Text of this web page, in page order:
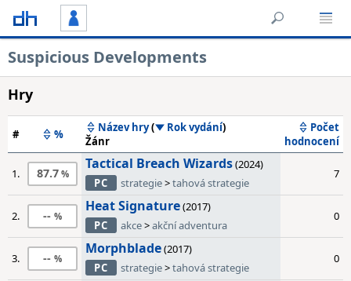
Suspicious Developments
Hry
# % Název hry( Rok vydání)
Žánr
Počet
hodnocení
1. 87.7
Tactical Breach Wizards(2024)
PC
strategie>tahová strategie
7
2. --
Heat Signature(2017)
PC
akce>akční adventura
0
3. --
Morphblade(2017)
PC
strategie>tahová strategie
0